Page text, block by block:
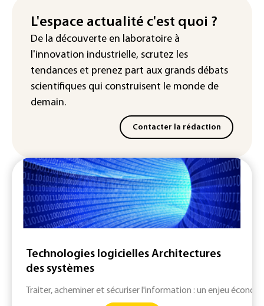
"Retour en force" progressif de la
chaleur dans les prochains jours en
France
L'espace actualité c'est quoi ?
De la découverte en laboratoire à
l'innovation industrielle, scrutez les
tendances et prenez part aux grands débats
scientifiques qui construisent le monde de
demain.
Contacter la rédaction
Technologies logicielles Architectures
des systèmes
Traiter, acheminer et sécuriser l'information : un enjeu